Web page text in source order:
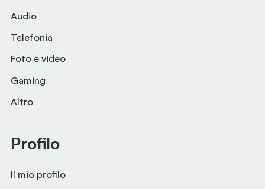
Audio
Telefonia
Foto e video
Gaming
Altro
Profilo
Il mio profilo